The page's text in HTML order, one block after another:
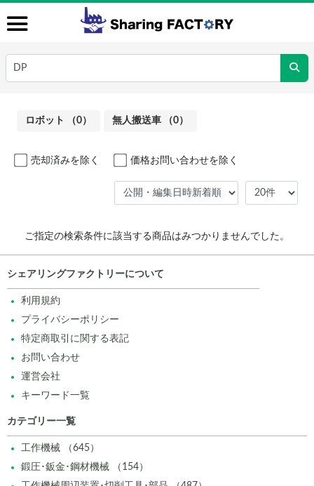
ロボット （0） 無人搬送車 （0）
売却済みを除く 価格お問い合わせを除く
ご指定の検索条件に該当する商品はみつかりませんでした。
シェアリングファクトリーについて
利用規約
プライバシーポリシー
特定商取引に関する表記
お問い合わせ
運営会社
キーワード一覧
カテゴリー一覧
工作機械 （645）
鍛圧･鈑金･鋼材機械 （154）